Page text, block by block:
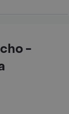
-